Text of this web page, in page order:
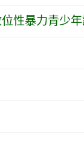
性暴力青少